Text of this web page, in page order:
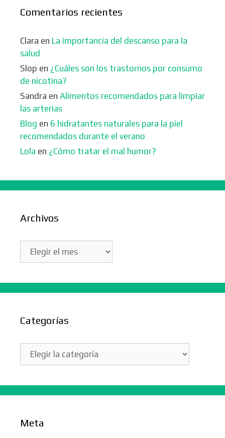
Comentarios recientes
Clara en La importancia del descanso para la
salud
Slop en ¿Cuáles son los trastornos por consumo
de nicotina?
Sandra en Alimentos recomendados para limpiar
las arterias
Blog en 6 hidratantes naturales para la piel
recomendados durante el verano
Lola en ¿Cómo tratar el mal humor?
Archivos
Archivos
Categorías
Categorías
Meta